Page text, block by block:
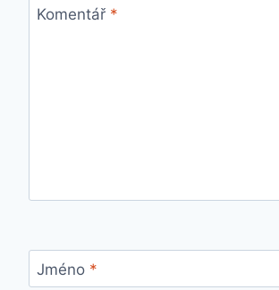
Komentář *
Jméno *